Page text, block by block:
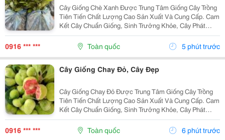
Cây Giống Chè Xanh Được Trung Tâm Giống Cây Trồng
Tiên Tiến Chất Lượng Cao Sản Xuất Và Cung Cấp. Cam
Kết Cây Chuẩn Giống, Sinh Trưởng Khỏe, Cây Phát
Triển Tốt, Chất Lượng Cao. Sđt/ Zalo: 0916.430.455
Đặc Điểm Cây Giống Chè Xanh Chè Xanh Là Giống
0916 *** *** Toàn quốc 5 phút trước
Cây Giống Chay Đỏ, Cây Đẹp
Cây Giống Chay Đỏ Được Trung Tâm Giống Cây Trồng
Tiên Tiến Chất Lượng Cao Sản Xuất Và Cung Cấp. Cam
Kết Cây Chuẩn Giống, Sinh Trưởng Khỏe, Cây Phát
Triển Tốt, Chất Lượng Cao. Sđt/ Zalo: 0916.430.455
Đặc Điểm Cây Giống Chay Đỏ Chay Đỏ Là Giống Cây
0916 *** *** Toàn quốc 6 phút trước